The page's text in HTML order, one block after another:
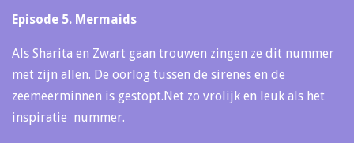
Episode 5. Mermaids
Als Sharita en Zwart gaan trouwen zingen ze dit nummer
met zijn allen. De oorlog tussen de sirenes en de
zeemeerminnen is gestopt.Net zo vrolijk en leuk als het
inspiratie nummer.